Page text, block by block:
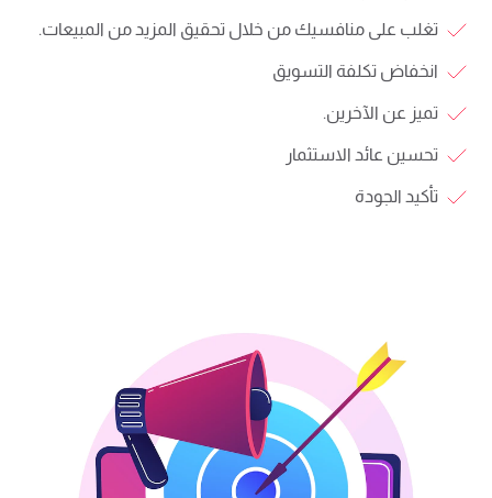
تغلب على منافسيك من خلال تحقيق المزيد من المبيعات.
انخفاض تكلفة التسويق
تميز عن الآخرين.
تحسين عائد الاستثمار
تأكيد الجودة